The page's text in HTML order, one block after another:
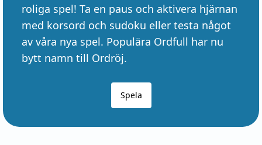
roliga spel! Ta en paus och aktivera hjärnan
med korsord och sudoku eller testa något
av våra nya spel. Populära Ordfull har nu
bytt namn till Ordröj.
Spela